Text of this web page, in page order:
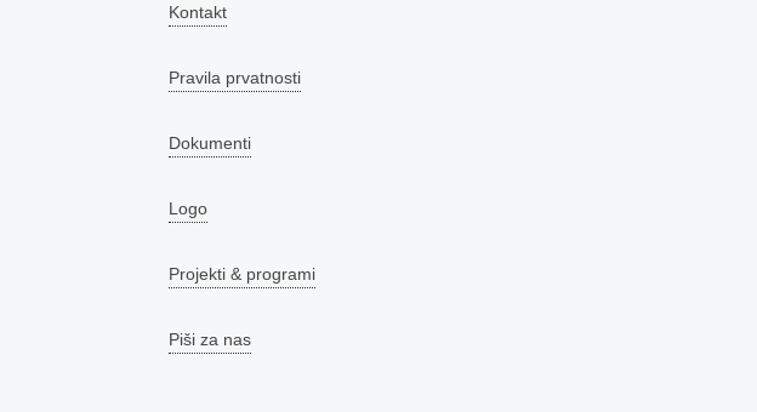
Kontakt
Pravila prvatnosti
Dokumenti
Logo
Projekti & programi
Piši za nas